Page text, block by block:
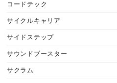
コードテック
サイクルキャリア
サイドステップ
サウンドブースター
サクラム